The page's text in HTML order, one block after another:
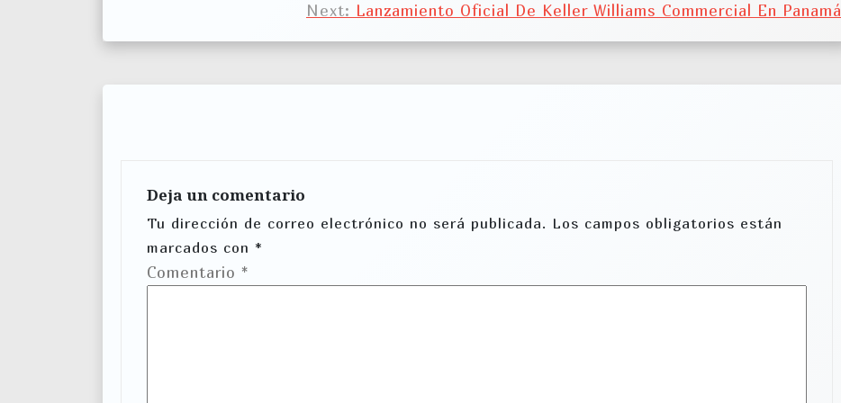
v
Next: Lanzamiento Oficial De Keller Williams Commercial En Panamá
Deja un comentario
Tu dirección de correo electrónico no será publicada. Los campos obligatorios están
marcados con *
Comentario *